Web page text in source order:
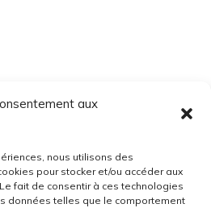
aux
nous utilisons des
pour stocker et/ou accéder aux
fait de consentir à ces technologies
données telles que le comportement